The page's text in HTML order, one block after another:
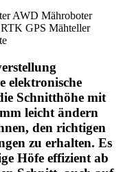
elektronische
Schnitthöhe mit
leicht ändern
den richtigen
zu erhalten. Es
Höfe effizient ab